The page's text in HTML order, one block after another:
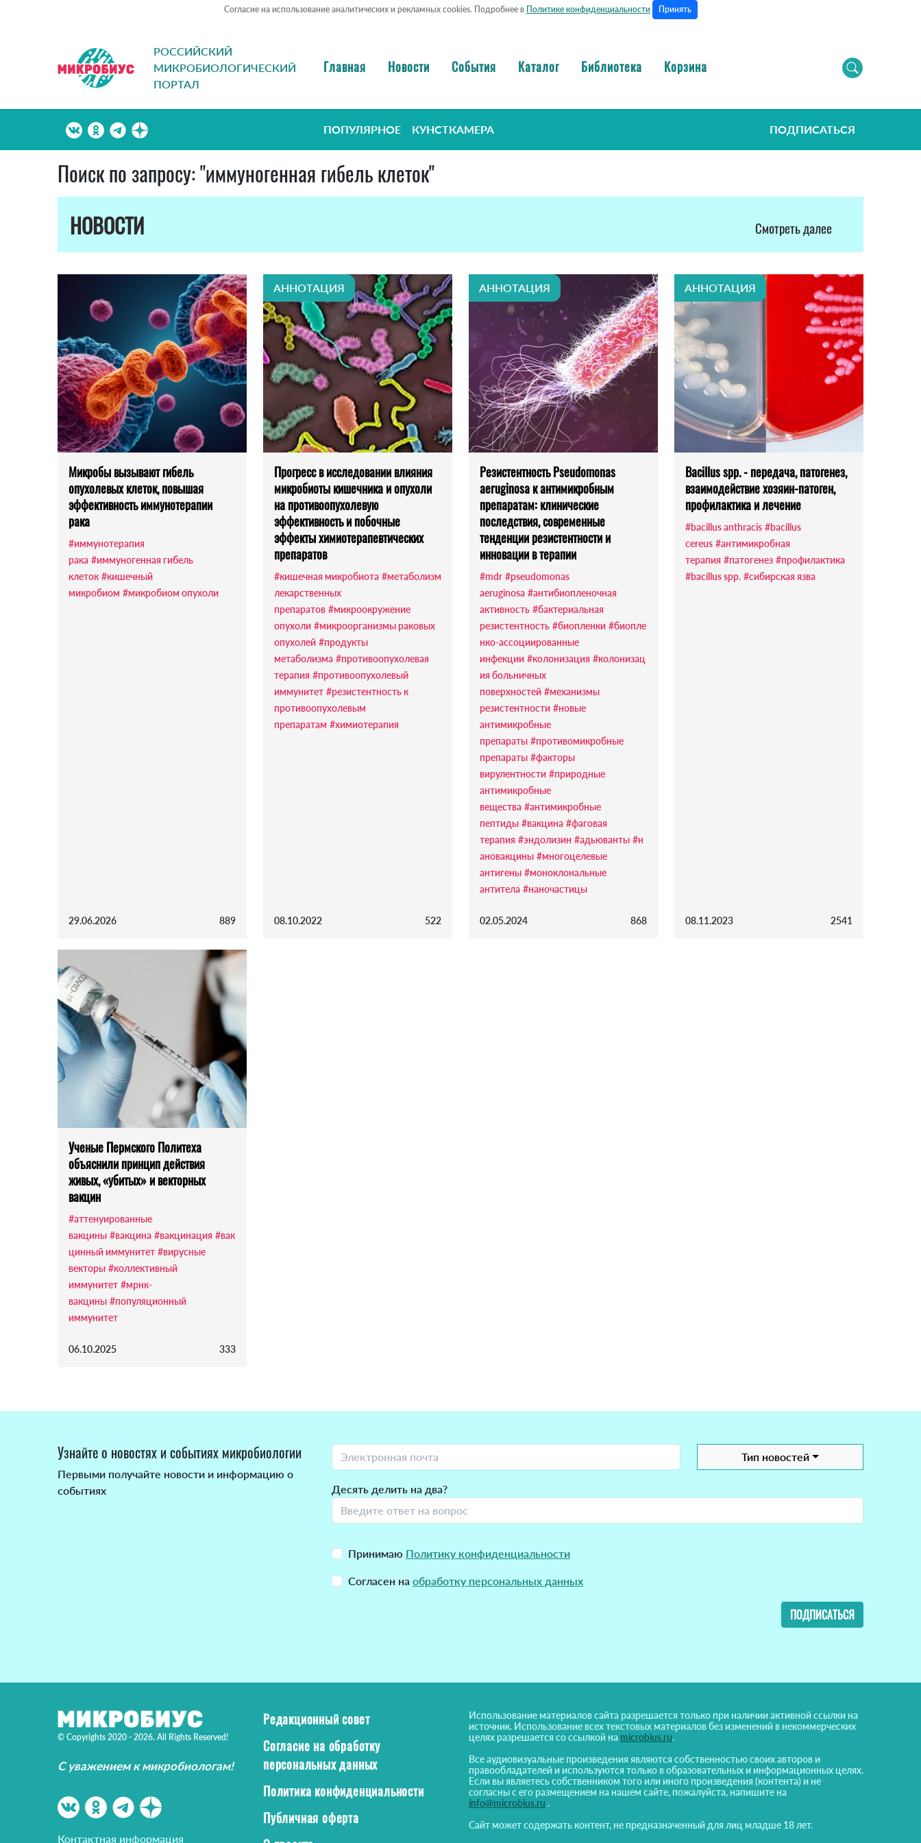
Согласие на использование аналитических и рекламных cookies. Подробнее в Политике конфиденциальности Принять
РОССИЙСКИЙ
МИКРОБИОЛОГИЧЕСКИЙ
ПОРТАЛ
Главная Новости События Каталог Библиотека Корзина
ПОПУЛЯРНОЕ КУНСТКАМЕРА ПОДПИСАТЬСЯ
Поиск по запросу: "иммуногенная гибель клеток"
НОВОСТИ
Смотреть далее
Микробы вызывают гибель
опухолевых клеток, повышая
эффективность иммунотерапии
рака
#иммунотерапия
рака #иммуногенная гибель
клеток #кишечный
микробиом #микробиом опухоли
29.06.2026 889
АННОТАЦИЯ
Прогресс в исследовании влияния
микробиоты кишечника и опухоли
на противоопухолевую
эффективность и побочные
эффекты химиотерапевтических
препаратов
#кишечная микробиота #метаболизм
лекарственных
препаратов #микроокружение
опухоли #микроорганизмы раковых
опухолей #продукты
метаболизма #противоопухолевая
терапия #противоопухолевый
иммунитет #резистентность к
противоопухолевым
препаратам #химиотерапия
08.10.2022 522
АННОТАЦИЯ
Резистентность Pseudomonas
aeruginosa к антимикробным
препаратам: клинические
последствия, современные
тенденции резистентности и
инновации в терапии
#mdr #pseudomonas
aeruginosa #антибиопленочная
активность #бактериальная
резистентность #биопленки #биопле
нко-ассоциированные
инфекции #колонизация #колонизац
ия больничных
поверхностей #механизмы
резистентности #новые
антимикробные
препараты #противомикробные
препараты #факторы
вирулентности #природные
антимикробные
вещества #антимикробные
пептиды #вакцина #фаговая
терапия #эндолизин #адьюванты #н
ановакцины #многоцелевые
антигены #моноклональные
антитела #наночастицы
02.05.2024 868
АННОТАЦИЯ
Bacillus spp. - передача, патогенез,
взаимодействие хозяин-патоген,
профилактика и лечение
#bacillus anthracis #bacillus
cereus #антимикробная
терапия #патогенез #профилактика
#bacillus spp. #сибирская язва
08.11.2023 2541
Ученые Пермского Политеха
объяснили принцип действия
живых, «убитых» и векторных
вакцин
#аттенуированные
вакцины #вакцина #вакцинация #вак
цинный иммунитет #вирусные
векторы #коллективный
иммунитет #мрнк-
вакцины #популяционный
иммунитет
06.10.2025 333
Узнайте о новостях и событиях микробиологии
Первыми получайте новости и информацию о
событиях
Тип новостей
Десять делить на два?
Принимаю Политику конфиденциальности
Согласен на обработку персональных данных
ПОДПИСАТЬСЯ
© Copyrights 2020 - 2026. All Rights Reserved!
С уважением к микробиологам!
Контактная информация
Редакционный совет
Согласие на обработку
персональных данных
Политика конфиденциальности
Публичная оферта
Использование материалов сайта разрешается только при наличии активной ссылки на
источник. Использование всех текстовых материалов без изменений в некоммерческих
целях разрешается со ссылкой на microbius.ru.
Все аудиовизуальные произведения являются собственностью своих авторов и
правообладателей и используются только в образовательных и информационных целях.
Если вы являетесь собственником того или иного произведения (контента) и не
согласны с его размещением на нашем сайте, пожалуйста, напишите на
info@microbius.ru .
Сайт может содержать контент, не предназначенный для лиц младше 18 лет.